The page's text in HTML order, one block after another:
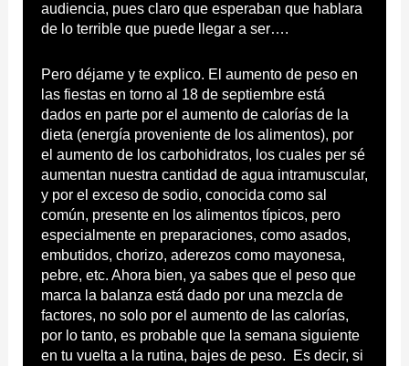
audiencia, pues claro que esperaban que hablara
de lo terrible que puede llegar a ser….
Pero déjame y te explico. El aumento de peso en
las fiestas en torno al 18 de septiembre está
dados en parte por el aumento de calorías de la
dieta (energía proveniente de los alimentos), por
el aumento de los carbohidratos, los cuales per sé
aumentan nuestra cantidad de agua intramuscular,
y por el exceso de sodio, conocida como sal
común, presente en los alimentos típicos, pero
especialmente en preparaciones, como asados,
embutidos, chorizo, aderezos como mayonesa,
pebre, etc. Ahora bien, ya sabes que el peso que
marca la balanza está dado por una mezcla de
factores, no solo por el aumento de las calorías,
por lo tanto, es probable que la semana siguiente
en tu vuelta a la rutina, bajes de peso. Es decir, si